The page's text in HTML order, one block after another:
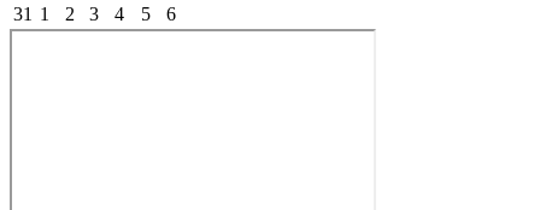
31 1 2 3 4 5 6